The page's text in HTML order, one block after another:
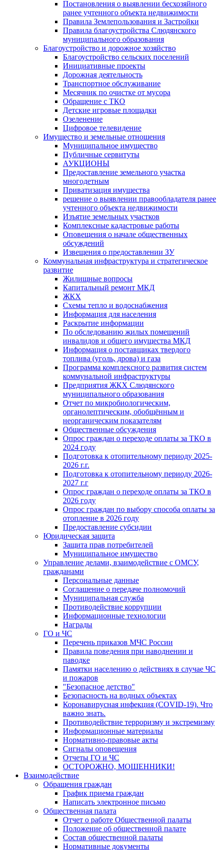
Постановления о выявлении бесхозяйного
ранее учтенного объекта недвижимости
Правила Землепользования и Застройки
Правила благоустройства Слюдянского
муниципального образования
Благоустройство и дорожное хозяйство
Благоустройство сельских поселений
Инициативные проекты
Дорожная деятельность
Транспортное обслуживание
Месячник по очистке от мусора
Обращение с ТКО
Детские игровые площадки
Озеленение
Цифровое телевидение
Имущество и земельные отношения
Муниципальное имущество
Публичные сервитуты
АУКЦИОНЫ
Предоставление земельного участка
многодетным
Приватизация имущества
решение о выявлении правообладателя ранее
учтенного объекта недвижимости
Изъятие земельных участков
Комплексные кадастровые работы
Оповещения о начале общественных
обсуждений
Извещения о предоставлении ЗУ
Коммунальная инфраструктура и стратегическое
развитие
Жилищные вопросы
Капитальный ремонт МКД
ЖКХ
Схемы тепло и водоснабжения
Информация для населения
Раскрытие информации
По обследованию жилых помещений
инвалидов и общего имущества МКД
Информация о поставщиках твердого
топлива (уголь, дрова) и газа
Программа комплексного развития систем
коммунальной инфраструктуры
Предприятия ЖКХ Слюдянского
муниципального образования
Отчет по микробиологическим,
органолептическим, обобщённым и
неорганическим показателям
Общественные обсуждения
Опрос граждан о переходе оплаты за ТКО в
2024 году
Подготовка к отопительному периоду 2025-
2026 г.г.
Подготовка к отопительному периоду 2026-
2027 г.г
Опрос граждан о переходе оплаты за ТКО в
2026 году
Опрос граждан по выбору способа оплаты за
отопление в 2026 году
Предоставление субсидии
Юридическая защита
Защита прав потребителей
Муниципальное имущество
Управление делами, взаимодействие с ОМСУ,
гражданами
Персональные данные
Соглашение о передаче полномочий
Муниципальная служба
Противодействие коррупции
Информационные технологии
Награды
ГО и ЧС
Перечень приказов МЧС России
Правила поведения при наводнении и
паводке
Памятки населению о действиях в случае ЧС
и пожаров
"Безопасное детство"
Безопасность на водных объектах
Коронавирусная инфекция (COVID-19). Что
важно знать.
Противодействие терроризму и экстремизму
Информационные материалы
Нормативно-правовые акты
Сигналы оповещения
Отчеты ГО и ЧС
ОСТОРОЖНО, МОШЕННИКИ!
Взаимодействие
Обращения граждан
График приема граждан
Написать электронное письмо
Общественная палата
Отчет о работе Общественной палаты
Положение об общественной палате
Состав общественной палаты
Нормативные документы